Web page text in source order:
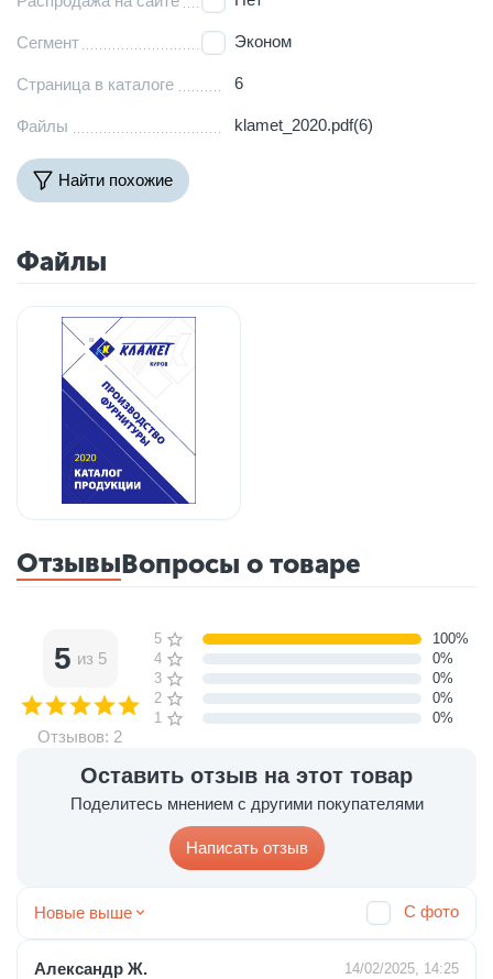
Сегмент Эконом
Страница в каталоге 6
Файлы klamet_2020.pdf(6)
Найти похожие
Файлы
ОтзывыВопросы о товаре
Оставить отзыв на этот товар
Поделитесь мнением с другими покупателями
Написать отзыв
5 из 5
Отзывов: 2
5 звёзд
100%
4 звезды
0%
3 звезды
0%
2 звезды
0%
1 звезда
0%
Новые выше С фото
Александр Ж. 14/02/2025, 14:25